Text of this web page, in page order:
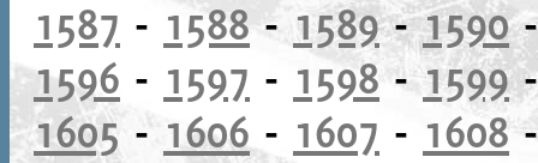
1587 - 1588-1589-1590
1596 - 1597 - 1598-1599
1605- 1606 - 1607 - 1608